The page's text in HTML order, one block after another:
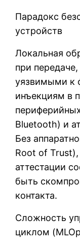
Парадокс
устройств
Локальная
при
уязвимыми к
инъекциям в
Bluetooth) и
Без
Root of
аттестации
быть
контакта.
Сложность
циклом